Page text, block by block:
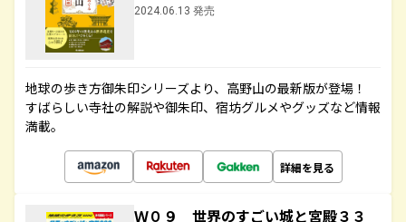
2024.06.13 発売
地球の歩き方御朱印シリーズより、高野山の最新版が登場！
すばらしい寺社の解説や御朱印、宿坊グルメやグッズなど情報
満載。
詳細を見る
Ｗ０９ 世界のすごい城と宮殿３３